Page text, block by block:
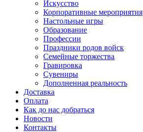
Искусство
Корпоративные мероприятия
Настольные игры
Образование
Профессии
Праздники родов войск
Семейные торжества
Гравировка
Сувениры
Дополненная реальность
Доставка
Оплата
Как до нас добраться
Новости
Контакты